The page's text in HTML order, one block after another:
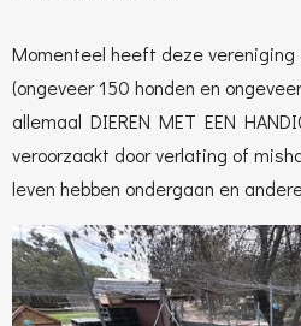
Momenteel heeft deze vereniging
(ongeveer 150 honden en
allemaal DIEREN MET EEN
veroorzaakt door verlating of
leven hebben ondergaan en